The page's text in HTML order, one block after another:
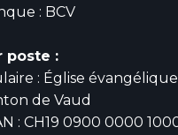
: BCV
poste :
: Église
de Vaud
: CH19 0900 0000